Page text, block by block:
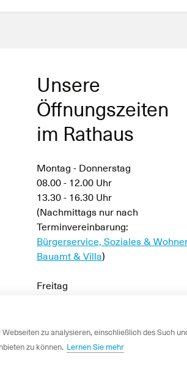
zu analysieren, einschließlich des Such
zu können. Lernen Sie mehr
Unsere
Öffnungszeiten
im Rathaus
Montag - Donnerstag
08.00 - 12.00 Uhr
13.30 - 16.30 Uhr
(Nachmittags nur nach
Terminvereinbarung:
Bürgerservice, Soziales &
Bauamt & Villa)
Freitag